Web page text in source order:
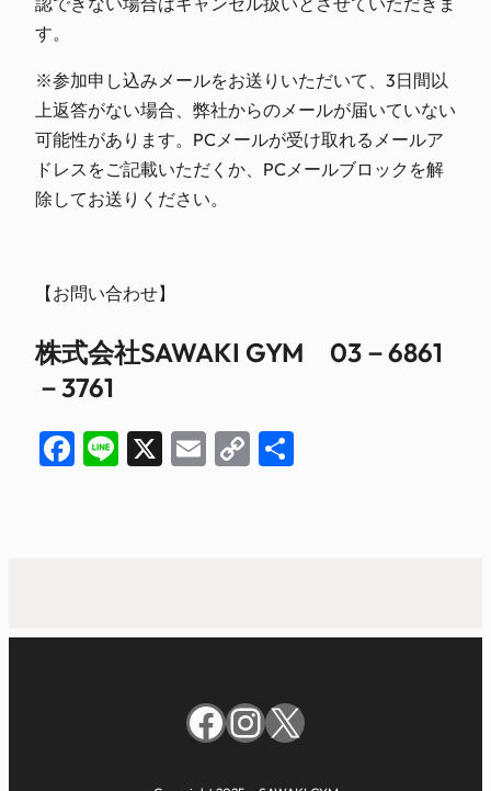
す。
※参加申し込みメールをお送りいただいて、3日間以
上返答がない場合、弊社からのメールが届いていない
可能性があります。PCメールが受け取れるメールア
ドレスをご記載いただくか、PCメールブロックを解
除してお送りください。
【お問い合わせ】
株式会社SAWAKI GYM 03－6861
－3761
Facebook
Line
X EmailCopy
Facebook
Instagram
X